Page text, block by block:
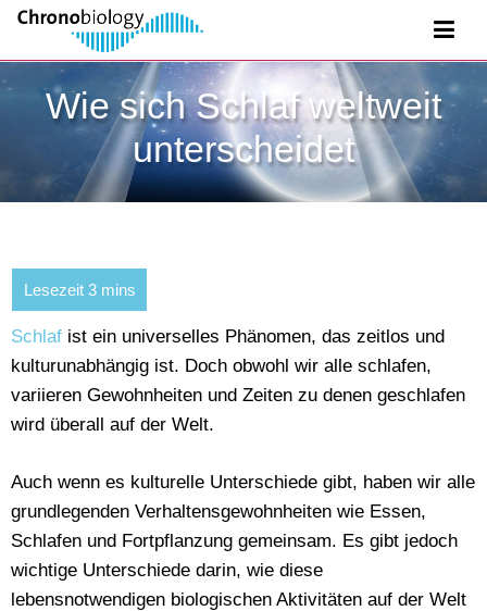
Wie sich Schlaf weltweit
unterscheidet
Schlaf ist ein universelles Phänomen, das zeitlos und
kulturunabhängig ist. Doch obwohl wir alle schlafen,
variieren Gewohnheiten und Zeiten zu denen geschlafen
wird überall auf der Welt.
Auch wenn es kulturelle Unterschiede gibt, haben wir alle
grundlegenden Verhaltensgewohnheiten wie Essen,
Schlafen und Fortpflanzung gemeinsam. Es gibt jedoch
wichtige Unterschiede darin, wie diese
lebensnotwendigen biologischen Aktivitäten auf der Welt